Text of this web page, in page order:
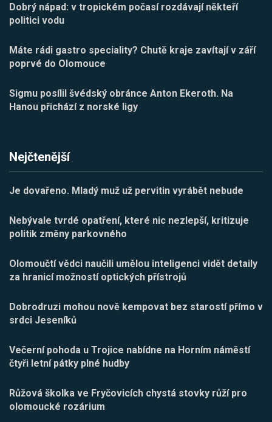
Dobrý nápad: v tropickém počasí rozdávají někteří
politici vodu
Máte rádi gastro speciality? Chutě kraje zavítají v září
poprvé do Olomouce
Sigmu posílil švédský obránce Anton Ekeroth. Na
Hanou přichází z norské ligy
Nejčtenější
Je dovařeno. Mladý muž už pervitin vyrábět nebude
Nebývale tvrdé opatření, které nic nezlepší, kritizuje
politik změny parkovného
Olomoučtí vědci naučili umělou inteligenci vidět detaily
za hranicí možností optických přístrojů
Dobrodruzi mohou nově kempovat bez starostí přímo v
srdci Jeseníků
Večerní pohoda u Trojice nabídne na Horním náměstí
čtyři letní pátky plné hudby
Růžová školka ve Fryčovicích chystá stovky růží pro
olomoucké rozárium